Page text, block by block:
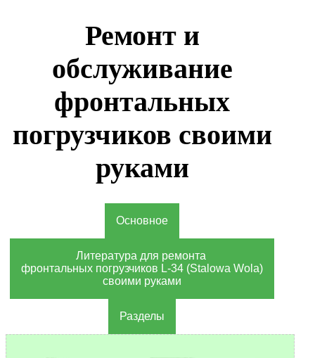
Ремонт и
обслуживание
фронтальных
погрузчиков своими
руками
Основное
Литература для ремонта
фронтальных погрузчиков L-34 (Stalowa Wola)
своими руками
Разделы